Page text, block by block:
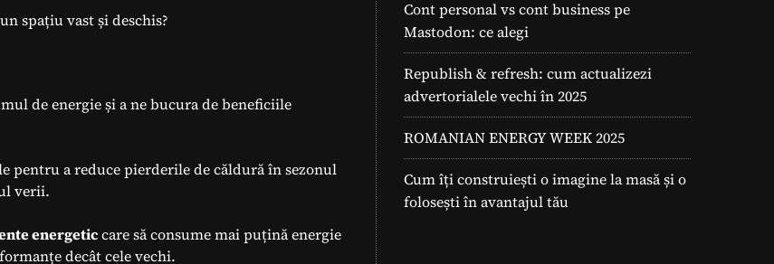
spațiu vast și deschis?
de energie și a ne bucura de beneficiile
pentru a reduce pierderile de căldură în sezonul
verii.
energeticcare să consume mai puțină energie
decât cele vechi.
Cont personal vs cont business pe
Mastodon: ce alegi
Republish & refresh: cum actualizezi
advertorialele vechi în 2025
ROMANIAN ENERGY WEEK 2025
Cum îți construiești o imagine la masă și o
folosești în avantajul tău